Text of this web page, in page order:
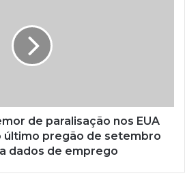
de paralisação nos EUA
último pregão de setembro
dados de emprego